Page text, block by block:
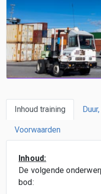
Inhoud training
Voorwaarden
Inhoud:
De volgende
bod: